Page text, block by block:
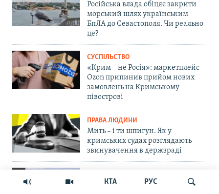
КТА РУС
Російська влада обіцяє закрити
морський шлях українським
БпЛА до Севастополя. Чи реально
це?
СУСПІЛЬСТВО
«Крим – не Росія»: маркетплейс
Ozon припинив прийом нових
замовлень на Кримському
півострові
ПРАВА ЛЮДИНИ
Мить – і ти шпигун. Як у
кримських судах розглядають
звинувачення в держзраді
Краса Сімферопольського